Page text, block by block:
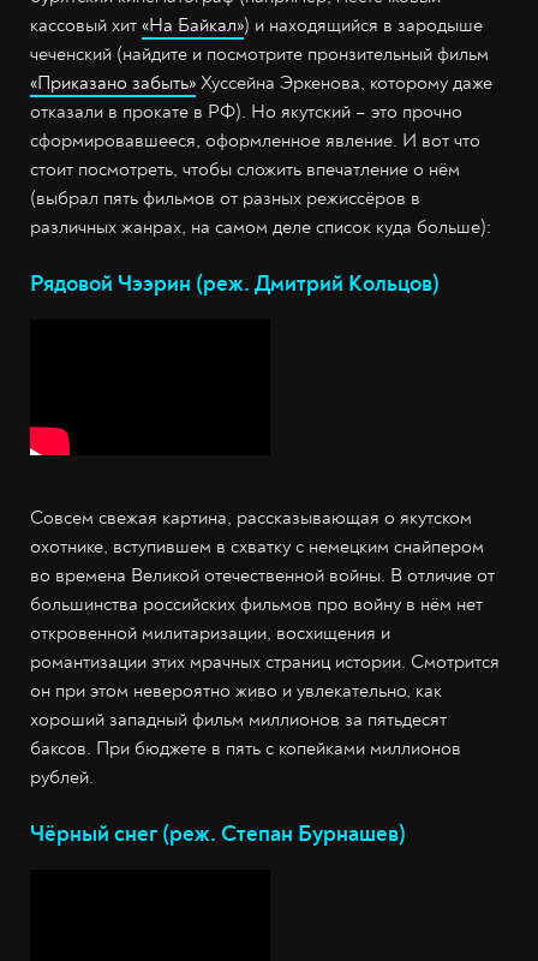
кассовый хит «На Байкал») и находящийся в зародыше
чеченский (найдите и посмотрите пронзительный фильм
«Приказано забыть» Хуссейна Эркенова, которому даже
отказали в прокате в РФ). Но якутский – это прочно
сформировавшееся, оформленное явление. И вот что
стоит посмотреть, чтобы сложить впечатление о нём
(выбрал пять фильмов от разных режиссёров в
различных жанрах, на самом деле список куда больше):
Рядовой Чээрин (реж. Дмитрий Кольцов)
Совсем свежая картина, рассказывающая о якутском
охотнике, вступившем в схватку с немецким снайпером
во времена Великой отечественной войны. В отличие от
большинства российских фильмов про войну в нём нет
откровенной милитаризации, восхищения и
романтизации этих мрачных страниц истории. Смотрится
он при этом невероятно живо и увлекательно, как
хороший западный фильм миллионов за пятьдесят
баксов. При бюджете в пять с копейками миллионов
рублей.
Чёрный снег (реж. Степан Бурнашев)